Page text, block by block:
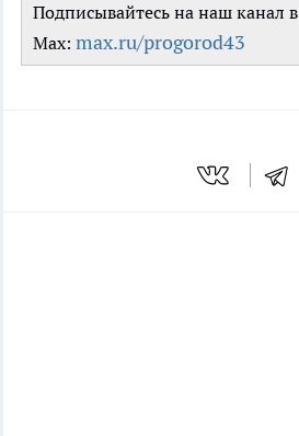
Подписывайтесь на наш канал в
Max: max.ru/progorod43